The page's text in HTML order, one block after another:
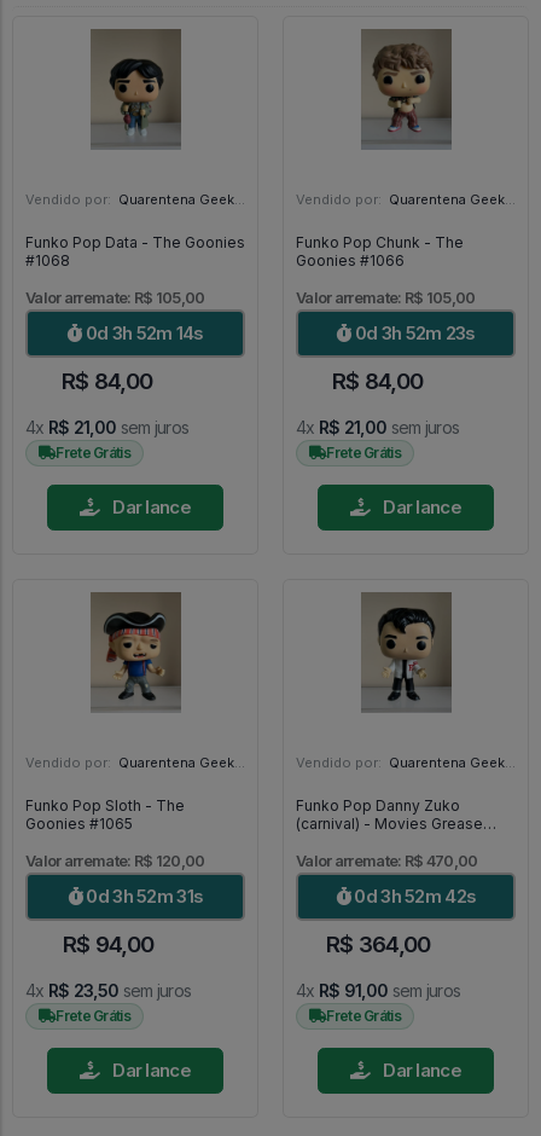
Vendido por: Quarentena Geek Store - SP
Funko Pop Data - The Goonies
#1068
Valor arremate: R$ 105,00
0d 3h 52m 13s
R$ 84,00
4x R$ 21,00 sem juros
Frete Grátis
Dar lance
Vendido por: Quarentena Geek Store - SP
Funko Pop Chunk - The
Goonies #1066
Valor arremate: R$ 105,00
0d 3h 52m 22s
R$ 84,00
4x R$ 21,00 sem juros
Frete Grátis
Dar lance
Vendido por: Quarentena Geek Store - SP
Funko Pop Sloth - The
Goonies #1065
Valor arremate: R$ 120,00
0d 3h 52m 30s
R$ 94,00
4x R$ 23,50 sem juros
Frete Grátis
Dar lance
Vendido por: Quarentena Geek Store - SP
Funko Pop Danny Zuko
(carnival) - Movies Grease
Valor arremate: R$ 470,00
0d 3h 52m 41s
R$ 364,00
4x R$ 91,00 sem juros
Frete Grátis
Dar lance